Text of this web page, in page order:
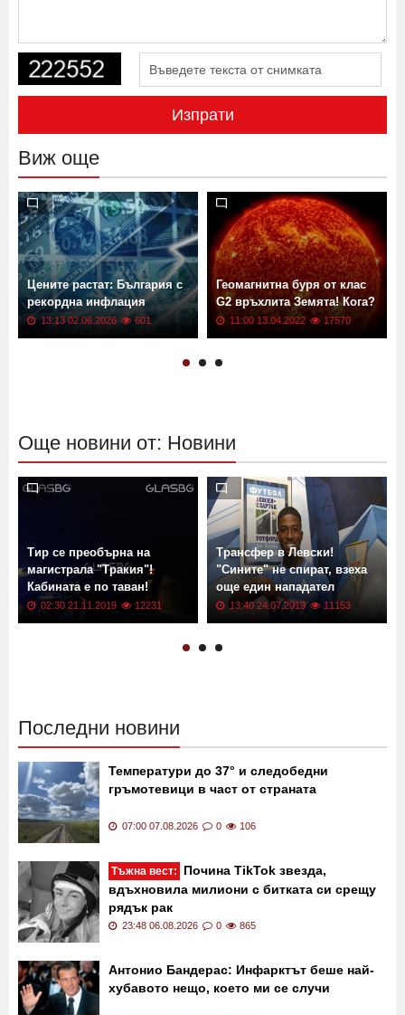
Изпрати
Виж още
Цените растат: България с
рекордна инфлация
13:13 02.06.2026 601
Геомагнитна буря от клас
G2 връхлита Земята! Кога?
11:00 13.04.2022 17570
Още новини от: Новини
Тир се преобърна на
магистрала "Тракия"!
Кабината е по таван!
02:30 21.11.2019 12231
Трансфер в Левски!
"Сините" не спират, взеха
още един нападател
13:40 24.07.2019 11153
Последни новини
Температури до 37° и следобедни
гръмотевици в част от страната
07:00 07.08.2026 0 106
Тъжна вест:
Почина TikTok звезда,
вдъхновила милиони с битката си срещу
рядък рак
23:48 06.08.2026 0 865
Антонио Бандерас: Инфарктът беше най-
хубавото нещо, което ми се случи